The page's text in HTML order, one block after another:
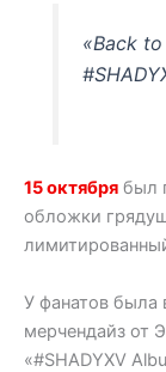
«Back
15 октября был
обложки
У фанатов была
мерчендайз от
«#SHADYXV